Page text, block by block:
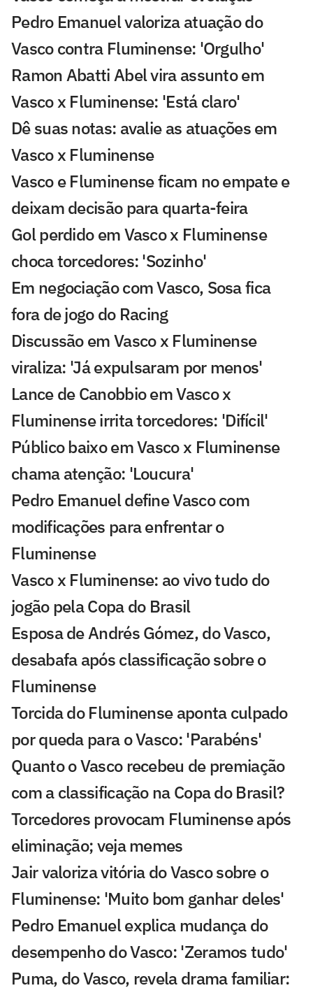
Pedro Emanuel valoriza atuação do
Vasco contra Fluminense: 'Orgulho'
Ramon Abatti Abel vira assunto em
Vasco x Fluminense: 'Está claro'
Dê suas notas: avalie as atuações em
Vasco x Fluminense
Vasco e Fluminense ficam no empate e
deixam decisão para quarta-feira
Gol perdido em Vasco x Fluminense
choca torcedores: 'Sozinho'
Em negociação com Vasco, Sosa fica
fora de jogo do Racing
Discussão em Vasco x Fluminense
viraliza: 'Já expulsaram por menos'
Lance de Canobbio em Vasco x
Fluminense irrita torcedores: 'Difícil'
Público baixo em Vasco x Fluminense
chama atenção: 'Loucura'
Pedro Emanuel define Vasco com
modificações para enfrentar o
Fluminense
Vasco x Fluminense: ao vivo tudo do
jogão pela Copa do Brasil
Esposa de Andrés Gómez, do Vasco,
desabafa após classificação sobre o
Fluminense
Torcida do Fluminense aponta culpado
por queda para o Vasco: 'Parabéns'
Quanto o Vasco recebeu de premiação
com a classificação na Copa do Brasil?
Torcedores provocam Fluminense após
eliminação; veja memes
Jair valoriza vitória do Vasco sobre o
Fluminense: 'Muito bom ganhar deles'
Pedro Emanuel explica mudança do
desempenho do Vasco: 'Zeramos tudo'
Puma, do Vasco, revela drama familiar: